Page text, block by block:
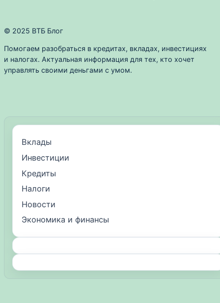
© 2025 ВТБ Блог
Помогаем разобраться в кредитах, вкладах, инвестициях
и налогах. Актуальная информация для тех, кто хочет
управлять своими деньгами с умом.
Вклады
Инвестиции
Кредиты
Налоги
Новости
Экономика и финансы